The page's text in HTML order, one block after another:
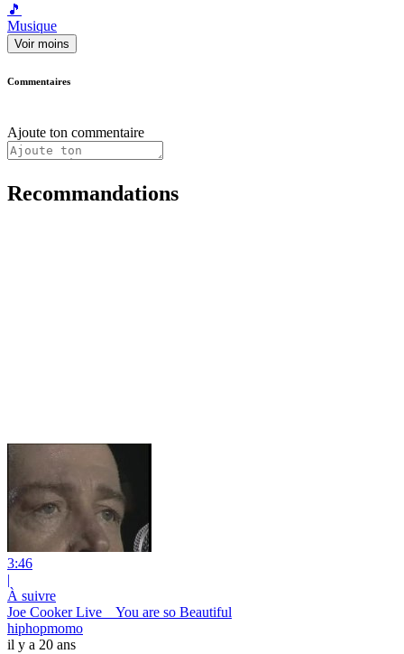
🎵
Musique
Voir moins
Commentaires
Ajoute ton commentaire
Recommandations
3:46
|
À suivre
Joe Cooker Live _ You are so Beautiful
hiphopmomo
il y a 20 ans